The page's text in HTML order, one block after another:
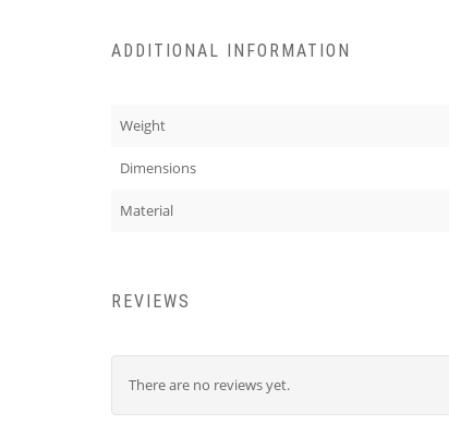
ADDITIONAL INFORMATION
Weight
Dimensions
Material
REVIEWS
There are no reviews yet.